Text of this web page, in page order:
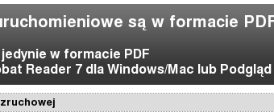
są w formacie
w formacie PDF
Reader 7 dla Windows/Mac lub Podgląd